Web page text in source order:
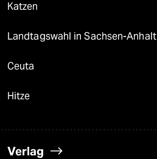
Katzen
Landtagswahl in Sachsen-Anhalt
Ceuta
Hitze
Verlag